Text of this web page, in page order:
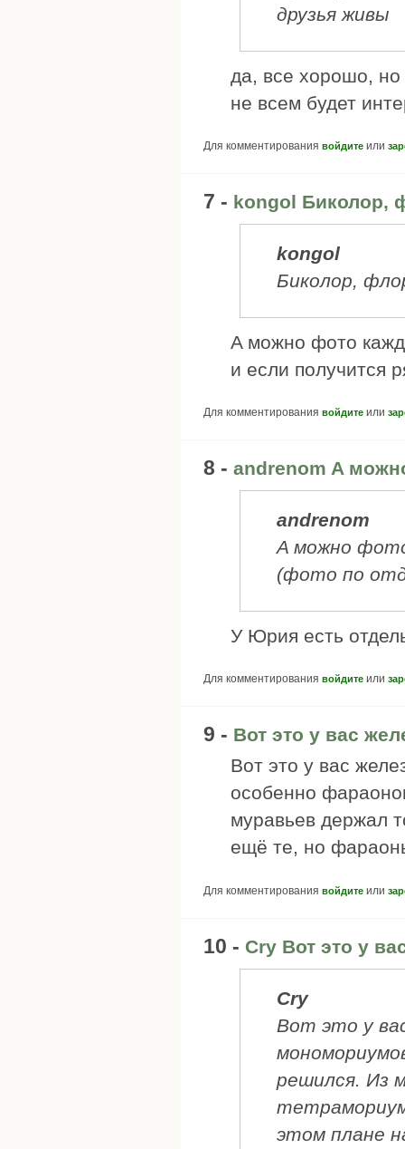
друзья живы
да, все хорошо, но
не всем будет
Для комментирования войдите или
7 - kongol Биколор,
kongol
Биколор,
A мoжно фото
и если получится
Для комментирования войдите или
8 - andrenom A
andrenom
A мoжно
(фото по
У Юрия есть
Для комментирования войдите или
9 - Вот это у вас
Вот это у вас
особенно
муравьев держал
ещё те, но
Для комментирования войдите или
10 - Cry Вот это у
Cry
Вот это у
решился. Из
этом плане